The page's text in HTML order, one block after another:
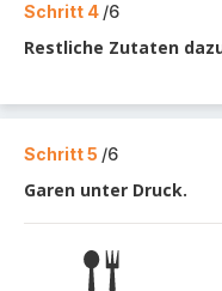
Schritt 4 /6
Restliche Zutaten
Schritt 5 /6
Garen unter Druck.